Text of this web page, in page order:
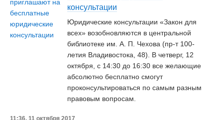
консультации
Юридические консультации «Закон для
всех» возобновляются в центральной
библиотеке им. А. П. Чехова (пр-т 100-
летия Владивостока, 48). В четверг, 12
октября, с 14:30 до 16:30 все желающие
абсолютно бесплатно смогут
проконсультироваться по самым разным
правовым вопросам.
11:36, 11 октября 2017